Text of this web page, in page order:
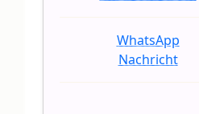
WhatsApp
Nachricht